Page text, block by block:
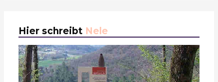
Hier schreibt Nele